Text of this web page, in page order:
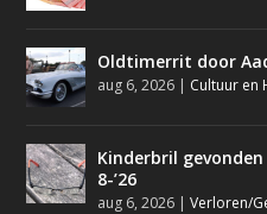
Oldtimerrit door
aug 6, 2026 | Cultuur en
Kinderbril
8-’26
aug 6, 2026 |Verloren/